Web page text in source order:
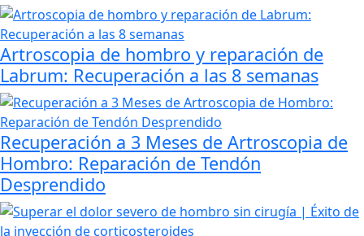
Artroscopia de hombro y reparación de
Labrum: Recuperación a las 8 semanas
Recuperación a 3 Meses de Artroscopia de
Hombro: Reparación de Tendón
Desprendido